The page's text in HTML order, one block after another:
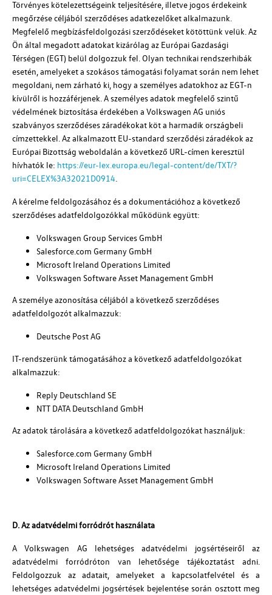
Törvényes kötelezettségeink teljesítésére, illetve jogos érdekeink
megőrzése céljából szerződéses adatkezelőket alkalmazunk.
Megfelelő megbízásfeldolgozási szerződéseket kötöttünk velük. Az
Ön által megadott adatokat kizárólag az Európai Gazdasági
Térségen (EGT) belül dolgozzuk fel. Olyan technikai rendszerhibák
esetén, amelyeket a szokásos támogatási folyamat során nem lehet
megoldani, nem zárható ki, hogy a személyes adatokhoz az EGT-n
kívülről is hozzáférjenek. A személyes adatok megfelelő szintű
védelmének biztosítása érdekében a Volkswagen AG uniós
szabványos szerződéses záradékokat köt a harmadik országbeli
címzettekkel. Az alkalmazott EU-standard szerződési záradékok az
Európai Bizottság weboldalán a következő URL-címen keresztül
hívhatók le: https://eur-lex.europa.eu/legal-content/de/TXT/?
uri=CELEX%3A32021D0914
A kérelme feldolgozásához és a dokumentációhoz a következő
szerződéses adatfeldolgozókkal működünk együtt:
Volkswagen Group Services GmbH
Salesforce.com Germany GmbH
Microsoft Ireland Operations Limited
Volkswagen Software Asset Management GmbH
A személye azonosítása céljából a következő szerződéses
adatfeldolgozót alkalmazzuk:
Deutsche Post AG
IT-rendszerünk támogatásához a következő adatfeldolgozókat
alkalmazzuk:
Reply Deutschland SE
NTT DATA Deutschland GmbH
Az adatok tárolására a következő adatfeldolgozókat használjuk:
Salesforce.com Germany GmbH
Microsoft Ireland Operations Limited
Volkswagen Software Asset Management GmbH
D. Az adatvédelmi forródrót használata
A Volkswagen AG lehetséges adatvédelmi jogsértéseiről az
adatvédelmi forródróton van lehetősége tájékoztatást adni.
Feldolgozzuk az adatait, amelyeket a kapcsolatfelvétel és a
lehetséges adatvédelmi jogsértések bejelentése során osztott meg